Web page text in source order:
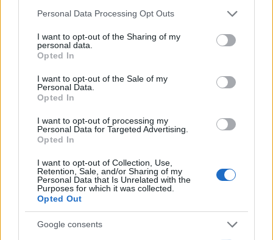
rechazar tal procesamiento. Puede cambiar sus preferencias
a este sitio y haciendo clic en el botón "Privacidad" en la
parte inferior de la página web.
Please note that this website/app uses one or more Google
services and may gather and store information including but
not limited to your visit or usage behaviour. You may click to
use your data for below specified purposes in below Google
consent section.
Personal Data Processing Opt Outs
I want to opt-out of the Sharing of my
personal data.
Opted In
I want to opt-out of the Sale of my
Personal Data.
Opted In
I want to opt-out of processing my
Personal Data for Targeted Advertising.
Opted In
I want to opt-out of Collection, Use,
Retention, Sale, and/or Sharing of my
Personal Data that Is Unrelated with the
Purposes for which it was collected.
Opted Out
Google consents